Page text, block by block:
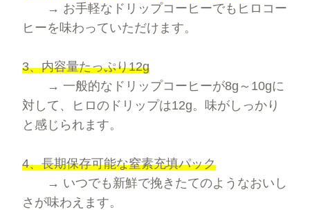
ドリップコーヒー
アイスコーヒー
カフェオレベース
デカフェ（カフェインレス）商品
コーヒーの淹れ方について
HIRO TIMES コーヒーに関する情報をお届け
→ お手軽なドリップコーヒーでもヒロコー
ヒーを味わっていただけます。
3、内容量たっぷり12g
→ 一般的なドリップコーヒーが8g～10gに
対して、ヒロのドリップは12g。味がしっかり
と感じられます。
4、長期保存可能な窒素充填パック
→ いつでも新鮮で挽きたてのようなおいし
さが味わえます。